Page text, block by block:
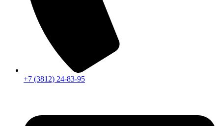
+7 (3812) 24-83-95